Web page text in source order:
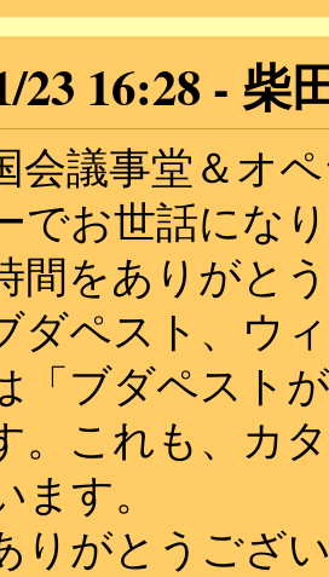
23 16:28 柴
会議事堂＆オ
でお世話にな
間をありがと
ダペスト、ウ
「ブダペスト
。これも、カ
す。
りがとうござ